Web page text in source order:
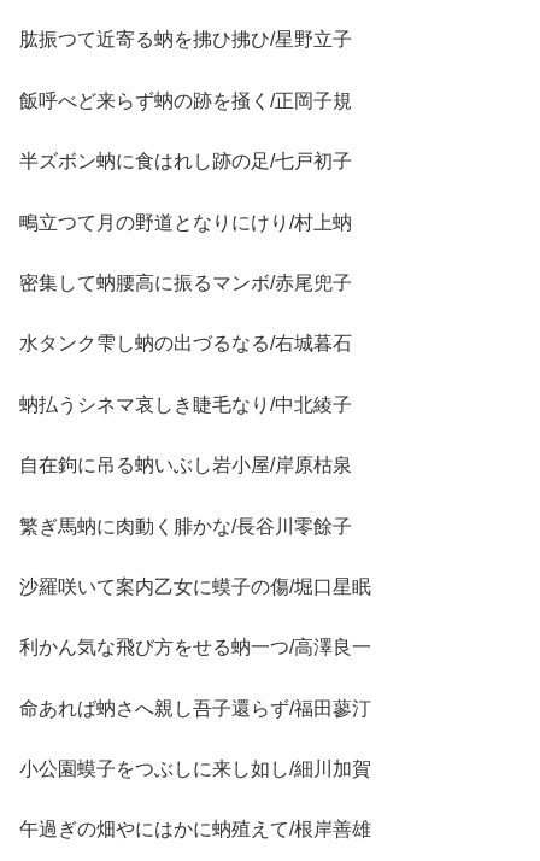
肱振つて近寄る蚋を拂ひ拂ひ/星野立子
飯呼べど来らず蚋の跡を掻く/正岡子規
半ズボン蚋に食はれし跡の足/七戸初子
鴫立つて月の野道となりにけり/村上蚋
密集して蚋腰高に振るマンボ/赤尾兜子
水タンク雫し蚋の出づるなる/右城暮石
蚋払うシネマ哀しき睫毛なり/中北綾子
自在鉤に吊る蚋いぶし岩小屋/岸原枯泉
繁ぎ馬蚋に肉動く腓かな/長谷川零餘子
沙羅咲いて案内乙女に蟆子の傷/堀口星眠
利かん気な飛び方をせる蚋一つ/高澤良一
命あれば蚋さへ親し吾子還らず/福田蓼汀
小公園蟆子をつぶしに来し如し/細川加賀
午過ぎの畑やにはかに蚋殖えて/根岸善雄